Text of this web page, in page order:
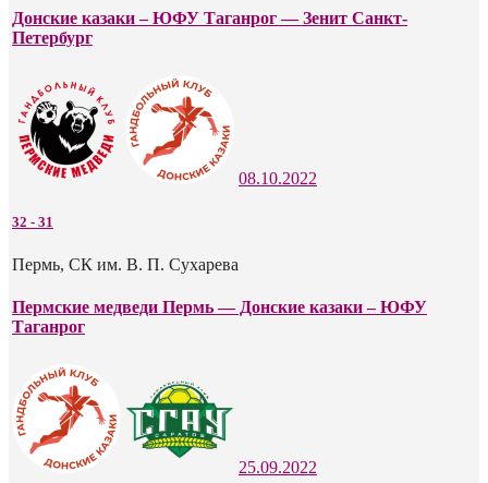
Донские казаки – ЮФУ Таганрог — Зенит Санкт-
Петербург
08.10.2022
32 - 31
Пермь, СК им. В. П. Сухарева
Пермские медведи Пермь — Донские казаки – ЮФУ
Таганрог
25.09.2022